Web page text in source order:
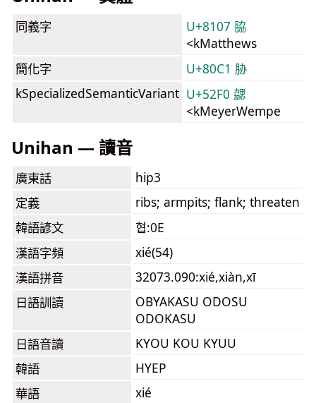
同義字
U+8107 脇
<kMatthews
簡化字
U+80C1 胁
kSpecializedSemanticVariant U+52F0 勰
<kMeyerWempe
Unihan — 讀音
廣東話
hip3
定義
ribs; armpits; flank; threaten
韓語諺文
협:0E
漢語字頻
xié(54)
漢語拼音
32073.090:xié,xiàn,xī
日語訓讀
OBYAKASU ODOSU
ODOKASU
日語音讀
KYOU KOU KYUU
韓語
HYEP
華語
xié